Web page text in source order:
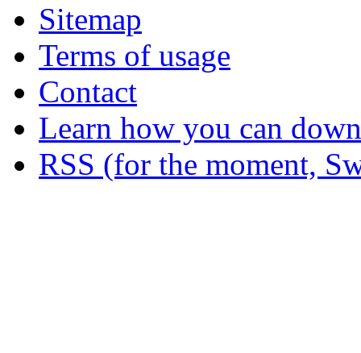
Sitemap
Terms of usage
Contact
Learn how you can
RSS (for the moment,